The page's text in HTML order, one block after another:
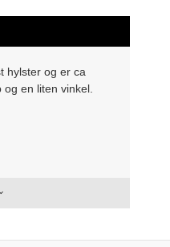
hylster og er ca
en liten vinkel.